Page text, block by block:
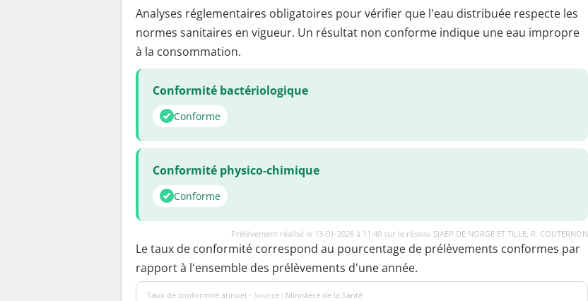
Analyses réglementaires obligatoires pour vérifier que l'eau distribuée respecte les
normes sanitaires en vigueur. Un résultat non conforme indique une eau impropre
à la consommation.
Conformité bactériologique
Conforme
Conformité physico-chimique
Conforme
Prélèvement réalisé le 13-01-2026 à 11:40 sur le réseau SIAEP DE NORGE ET TILLE, R. COUTERNON
Le taux de conformité correspond au pourcentage de prélèvements conformes par
rapport à l'ensemble des prélèvements d'une année.
Taux de conformité annuel - Source : Ministère de la Santé